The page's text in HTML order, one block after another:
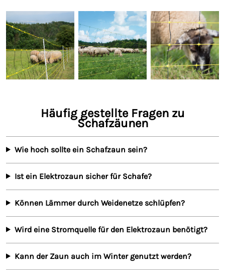
Häufig gestellte Fragen zu
Schafzäunen
Wie hoch sollte ein Schafzaun sein?
Ist ein Elektrozaun sicher für Schafe?
Können Lämmer durch Weidenetze schlüpfen?
Wird eine Stromquelle für den Elektrozaun benötigt?
Kann der Zaun auch im Winter genutzt werden?